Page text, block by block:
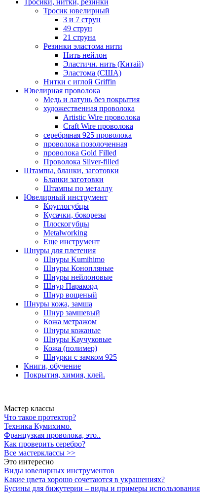
Тросики, нитки, резинки
Тросик ювелирный
3 и 7 струн
49 струн
21 струна
Резинки эластома нити
Нить нейлон
Эластичн. нить (Китай)
Эластома (США)
Нитки с иглой Griffin
Ювелирная проволока
Медь и латунь без покрытия
художественная проволока
Artistic Wire проволока
Craft Wire проволока
серебряная 925 проволока
проволока позолоченная
проволока Gold Filled
Проволока Silver-filled
Штампы, бланки, заготовки
Бланки заготовки
Штампы по металлу
Ювелирный инструмент
Круглогубцы
Кусачки, бокорезы
Плоскогубцы
Metalworking
Еще инструмент
Шнуры для плетения
Шнуры Kumihimo
Шнуры Конопляные
Шнуры нейлоновые
Шнур Паракорд
Шнур вощеный
Шнуры кожа, замша
Шнур замшевый
Кожа метражом
Шнуры кожаные
Шнуры Каучуковые
Кожа (полимер)
Шнурки с замком 925
Книги, обучение
Покрытия, химия, клей.
Мастер классы
Что такое протектор?
Техника Кумихимо.
Французкая проволока, это..
Как проверить серебро?
Все мастерклассы >>
Это интересно
Виды ювелирных инструментов
Какие цвета хорошо сочетаются в украшениях?
Бусины для бижутерии – виды и примеры использования